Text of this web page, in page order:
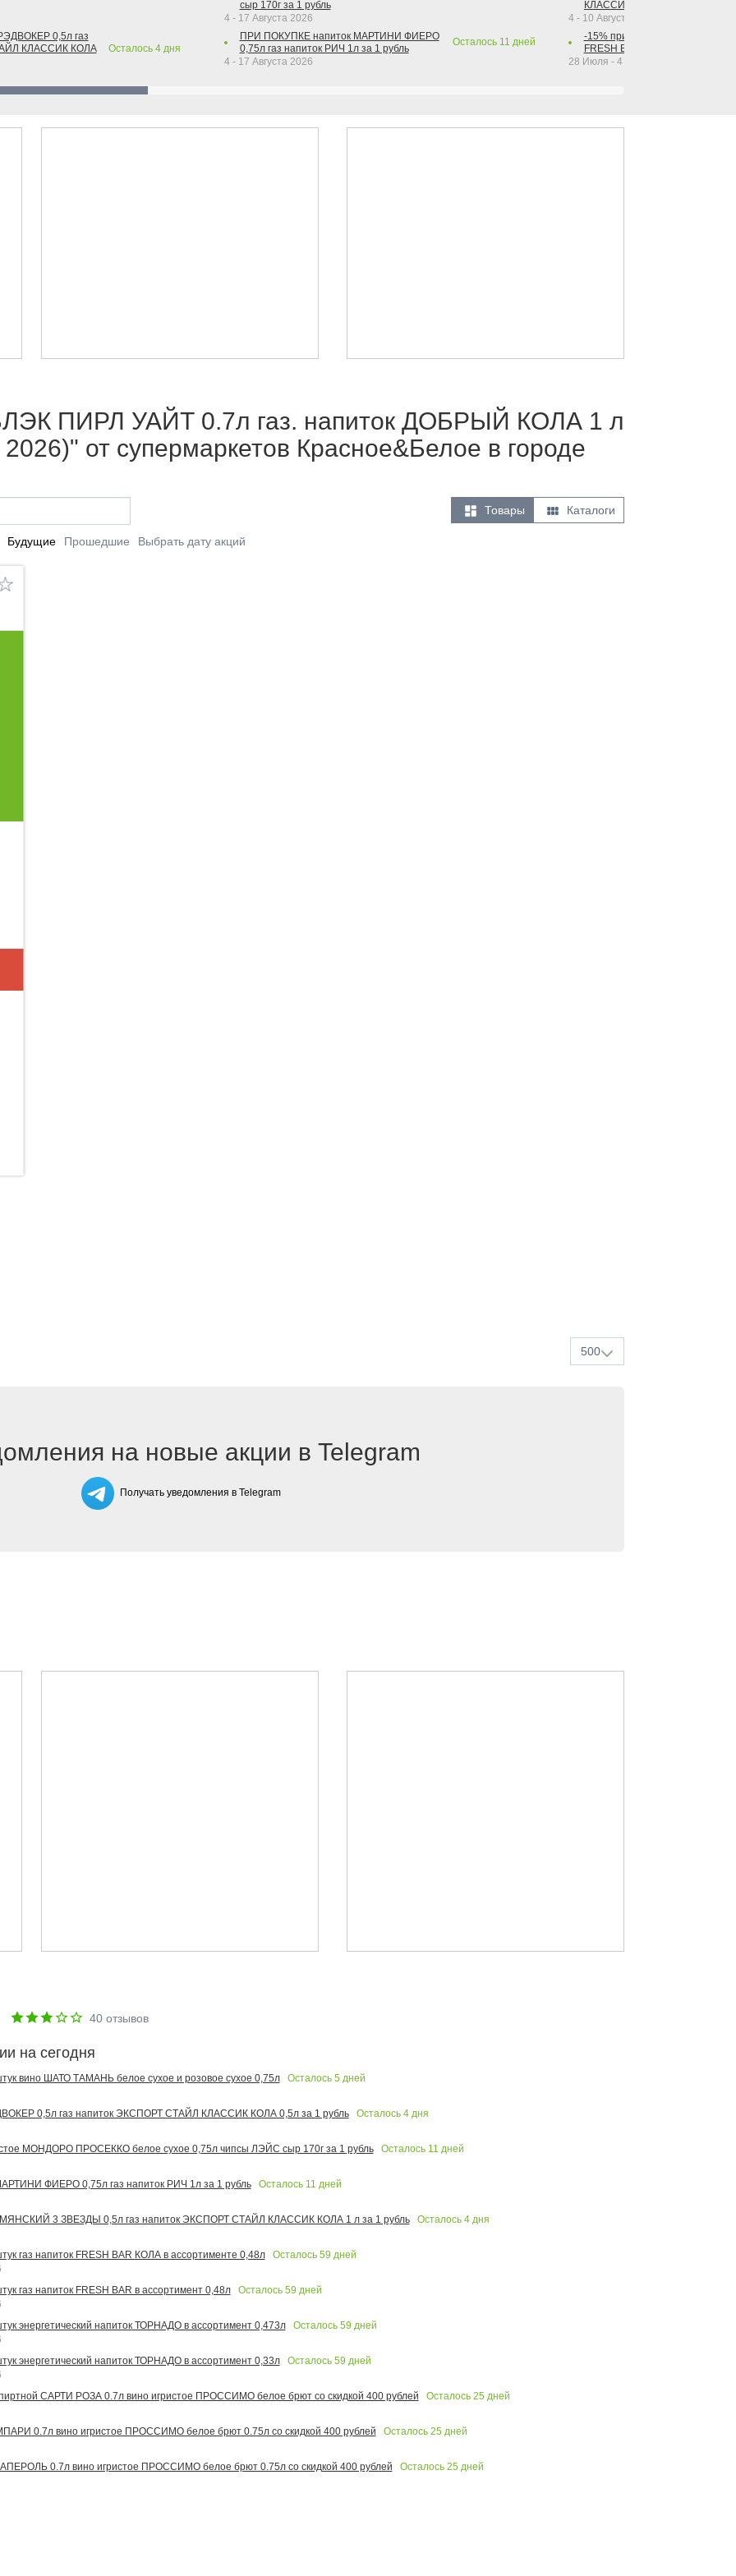
0,5л газ
КЛАССИК КОЛА
Осталось 4дня
сыр 170г за 1 рубль
4 - 17 Августа 2026
ПРИ ПОКУПКЕ напиток МАРТИНИ ФИЕРО
0,75л газ напиток РИЧ 1л за 1 рубль
Осталось 11 дней
4 - 17 Августа 2026
КЛАССИК КОЛА 1 л за 1 рубль
4 - 10 Августа 2026
-15% при покупке от 2-х штук
FRESH BAR КОЛА в
28 Июля - 4 Октября 2026
ПИРЛ УАЙТ 0.7л газ. напиток ДОБРЫЙ КОЛА 1 л
от супермаркетов Красное&Белое в городе
 Товары  Каталоги
Будущие Прошедшие Выбрать дату акций
500
на новые акции в Telegram
Получать уведомления в Telegram
40отзывов
на сегодня
вино ШАТО ТАМАНЬ белое сухое и розовое сухое 0,75л Осталось 5 дней
0,5л газ напиток ЭКСПОРТ СТАЙЛ КЛАССИК КОЛА 0,5л за 1 рубль Осталось 4дня
МОНДОРО ПРОСЕККО белое сухое 0,75л чипсы ЛЭЙС сыр 170г за 1 рубль Осталось 11 дней
ФИЕРО 0,75л газ напиток РИЧ 1л за 1 рубль Осталось 11 дней
3 ЗВЕЗДЫ 0,5л газ напиток ЭКСПОРТ СТАЙЛ КЛАССИК КОЛА 1 л за 1 рубль Осталось 4дня
газ напиток FRESH BAR КОЛА в ассортименте 0,48л Осталось 59 дней
газ напиток FRESH BAR в ассортимент 0,48л
Осталось 59 дней
энергетический напиток ТОРНАДО в ассортимент 0,473л
Осталось 59 дней
энергетический напиток ТОРНАДО в ассортимент 0,33л
Осталось 59 дней
САРТИ РОЗА 0.7л вино игристое ПРОССИМО белое брют со скидкой 400 рублей
Осталось 25 дней
0.7л вино игристое ПРОССИМО белое брют 0.75л со скидкой 400 рублей Осталось 25 дней
0.7л вино игристое ПРОССИМО белое брют 0.75л со скидкой 400 рублей Осталось 25 дней